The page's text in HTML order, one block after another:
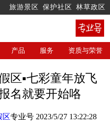
旅游景区 保护社区 林草政区
产品 服务 资质与荣誉
区▪七彩童年放飞
名就要开始咯
区专业号 2023/5/27 13:22:28